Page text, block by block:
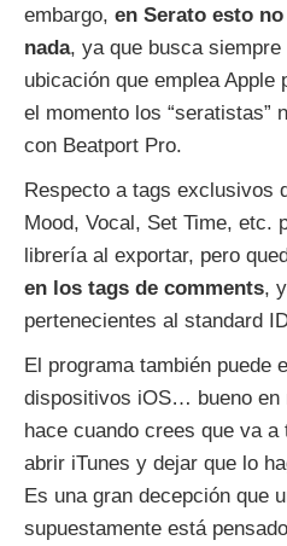
embargo, en Serato esto
nada, ya que busca
ubicación que emplea Apple
el momento los “seratistas”
con Beatport Pro.
Respecto a tags exclusivos
Mood, Vocal, Set Time, etc.
librería al exportar, pero
en los tags de comments,
pertenecientes al standard
El programa también puede
dispositivos iOS… bueno en
hace cuando crees que va
abrir iTunes y dejar que lo
Es una gran decepción que
supuestamente está